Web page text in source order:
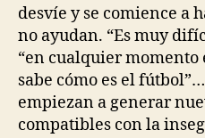
desvíe y se comience a
no ayudan. “Es muy
“en cualquier momento
sabe cómo es el
empiezan a generar
compatibles con la